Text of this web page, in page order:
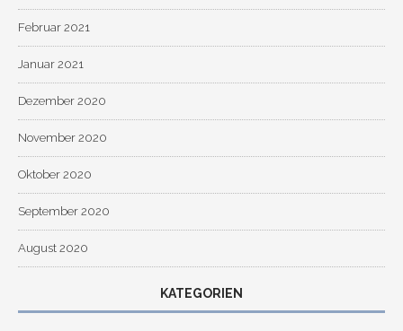
Februar 2021
Januar 2021
Dezember 2020
November 2020
Oktober 2020
September 2020
August 2020
KATEGORIEN